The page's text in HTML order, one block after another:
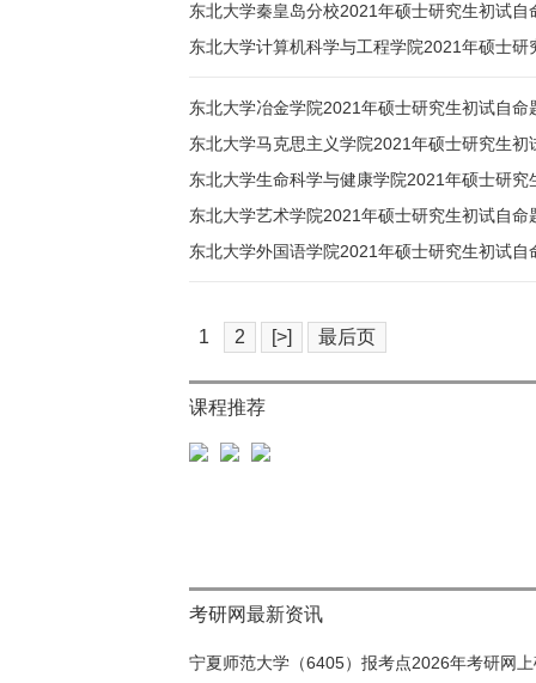
东北大学秦皇岛分校2021年硕士研究生初试自
东北大学计算机科学与工程学院2021年硕士
东北大学冶金学院2021年硕士研究生初试自命
东北大学马克思主义学院2021年硕士研究生初
东北大学生命科学与健康学院2021年硕士研究
东北大学艺术学院2021年硕士研究生初试自命
东北大学外国语学院2021年硕士研究生初试自
1 2 [>] 最后页
课程推荐
考研网最新资讯
宁夏师范大学（6405）报考点2026年考研网